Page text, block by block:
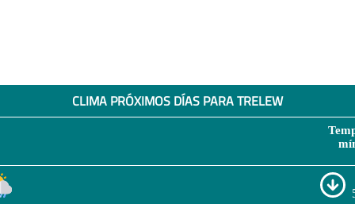
CLIMA PRÓXIMOS DÍAS PARA TRELEW